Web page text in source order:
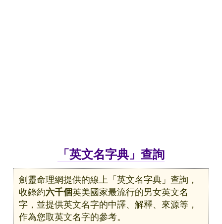
「英文名字典」查詢
劍靈命理網提供的線上「英文名字典」查詢，
收錄約六千個英美國家最流行的男女英文名
字，並提供英文名字的中譯、解釋、來源等，
作為您取英文名字的參考。